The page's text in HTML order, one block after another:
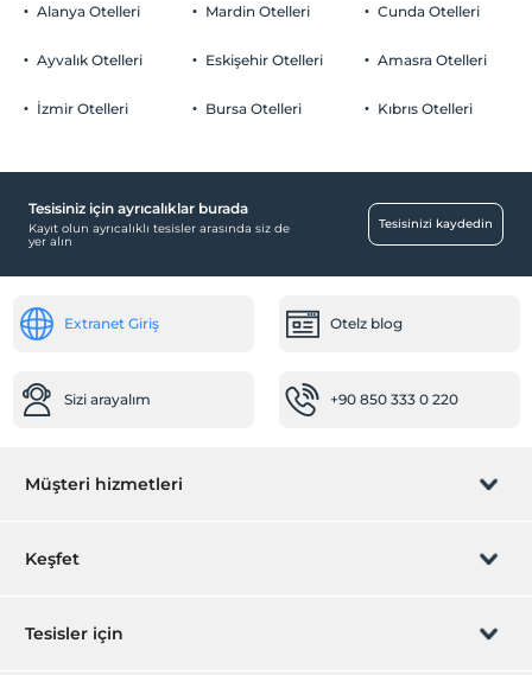
Alanya Otelleri
Ayvalık Otelleri
İzmir Otelleri
Mardin Otelleri
Eskişehir Otelleri
Bursa Otelleri
Cunda Otelleri
Amasra Otelleri
Kıbrıs Otelleri
Tesisiniz için ayrıcalıklar burada
Kayıt olun ayrıcalıklı tesisler arasında siz de
yer alın
Tesisinizi kaydedin
Extranet Giriş Otelz blog
Sizi arayalım +90 850 333 0 220
Müşteri hizmetleri
Rezervasyon yönet
Keşfet
Hediye Kart
Tesisler için